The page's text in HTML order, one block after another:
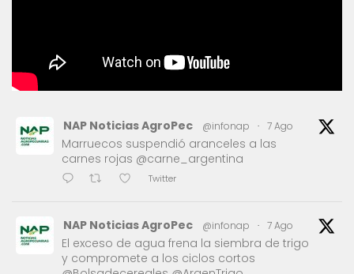
NAP Noticias AgroPec @infonap · 7 Ago
Marruecos suspendió aranceles a las
carnes rojas @carne_argentina
Twitter
NAP Noticias AgroPec @infonap · 7 Ago
El exceso de agua frena la siembra de trigo
y compromete a los ciclos cortos